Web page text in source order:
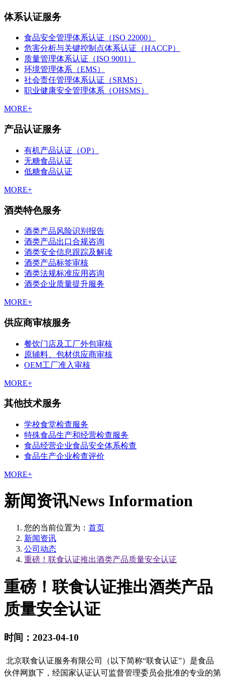
体系认证服务
食品安全管理体系认证（ISO 22000）
危害分析与关键控制点体系认证（HACCP）
质量管理体系认证（ISO 9001）
环境管理体系（EMS）
社会责任管理体系认证（SRMS）
职业健康安全管理体系（OHSMS）
MORE+
产品认证服务
有机产品认证（OP）
无糖食品认证
低糖食品认证
MORE+
酒类特色服务
酒类产品风险识别报告
酒类产品出口合规咨询
酒类安全信息跟踪及解读
酒类产品标签审核
酒类法规标准应用咨询
酒类企业质量提升服务
MORE+
供应商审核服务
餐饮门店及工厂外包审核
原辅料、包材供应商审核
OEM工厂准入审核
MORE+
其他技术服务
学校食堂检查服务
特殊食品生产和经营检查服务
食品经营企业食品安全体系检查
食品生产企业检查评价
MORE+
新闻资讯News Information
您的当前位置为： 首页
新闻资讯
公司动态
重磅！联食认证推出酒类产品质量安全认证
重磅！联食认证推出酒类产品
质量安全认证
时间：2023-04-10
北京联食认证服务有限公司（以下简称“联食认证”）是食品
伙伴网旗下，经国家认证认可监督管理委员会批准的专业的第